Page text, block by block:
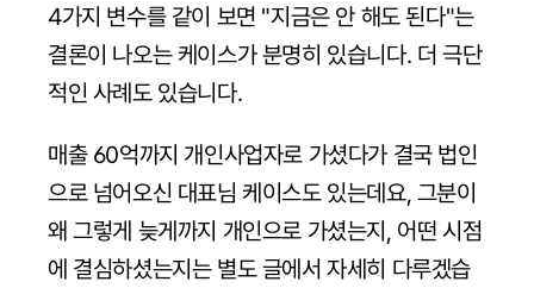
4가지 변수를 같이 보면 "지금은 안 해도 된다"는
결론이 나오는 케이스가 분명히 있습니다. 더 극단
적인 사례도 있습니다.
매출 60억까지 개인사업자로 가셨다가 결국 법인
으로 넘어오신 대표님 케이스도 있는데요, 그분이
왜 그렇게 늦게까지 개인으로 가셨는지, 어떤 시점
에 결심하셨는지는 별도 글에서 자세히 다루겠습